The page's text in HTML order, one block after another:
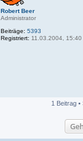
Robert Beer
Administrator
Beiträge: 5393
Registriert: 11.03.2004, 15:40
1 Beitrag •